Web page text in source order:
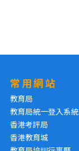
常用網站
教育局
教育局統一登入系統
香港考評局
香港教育城